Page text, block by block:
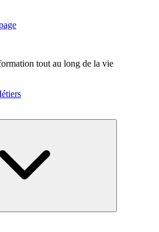
tout au long de la vie